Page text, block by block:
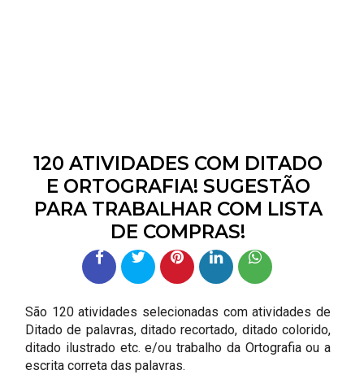
120 ATIVIDADES COM DITADO
E ORTOGRAFIA! SUGESTÃO
PARA TRABALHAR COM LISTA
DE COMPRAS!
São 120 atividades selecionadas com atividades de
Ditado de palavras, ditado recortado, ditado colorido,
ditado ilustrado etc. e/ou trabalho da Ortografia ou a
escrita correta das palavras.